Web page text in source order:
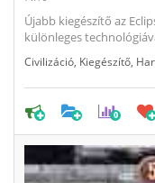
Újabb kiegészítő az
különleges
Civilizáció Kiegészítő
0